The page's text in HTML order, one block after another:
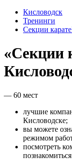
Кисловодск
Тренинги
Секции карате
«Секции
— 60 мест
лучшие
Кисловодске;
вы можете
режимом
посмотреть